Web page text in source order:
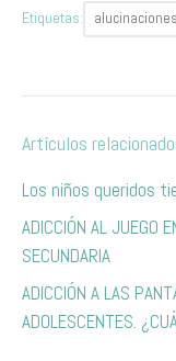
Etiquetas: alucinaciones
Artículos
Los niños queridos
ADICCIÓN AL JUEGO
SECUNDARIA
ADICCIÓN A LAS
ADOLESCENTES.